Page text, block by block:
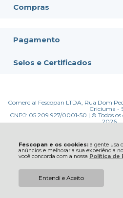
Fescopan e os cookies:a gente usa
anúncios e melhorar a sua experiência
você concorda com a nossa Política de
Entendi e Aceito
Compras
Pagamento
Selos e Certificados
Comercial Fescopan LTDA, Rua Dom
Criciuma -
CNPJ: 05.209.927/0001-50 | © Todos os
2026